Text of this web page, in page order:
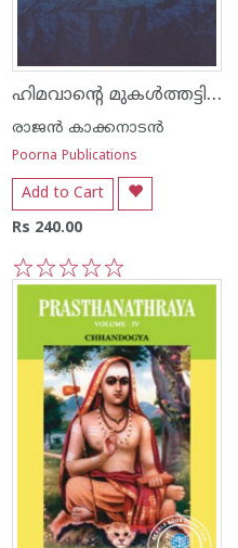
ഹിമവാന്റെ മുകള്‍ത്തട്ടില്‍
രാജന്‍ കാക്കനാടന്‍
Poorna Publications
Add to Cart
Rs 240.00
5
4
3
2
1